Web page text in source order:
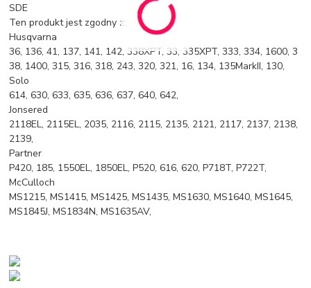
SDE
Ten produkt jest zgodny z:
Husqvarna
36, 136, 41, 137, 141, 142, 338XPT, 33, 335XPT, 333, 334, 1600, 3
38, 1400, 315, 316, 318, 243, 320, 321, 16, 134, 135MarkII, 130,
Solo
614, 630, 633, 635, 636, 637, 640, 642,
Jonsered
2118EL, 2115EL, 2035, 2116, 2115, 2135, 2121, 2117, 2137, 2138,
2139,
Partner
P420, 185, 1550EL, 1850EL, P520, 616, 620, P718T, P722T,
McCulloch
MS1215, MS1415, MS1425, MS1435, MS1630, MS1640, MS1645,
MS1845J, MS1834N, MS1635AV,